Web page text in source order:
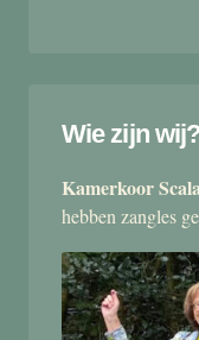
Wie zijn wij?
Kamerkoor
hebben zangles